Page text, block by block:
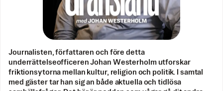
Journalisten, författaren och före detta
underrättelseofficeren Johan Westerholm utforskar
friktionsytorna mellan kultur, religion och politik. I samtal
med gäster tar han sig an både aktuella och tidlösa